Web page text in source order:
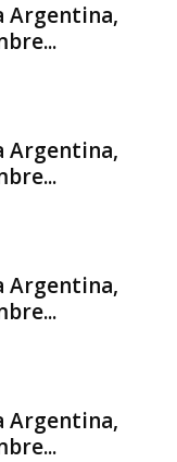
Argentina,
Argentina,
Argentina,
Argentina,